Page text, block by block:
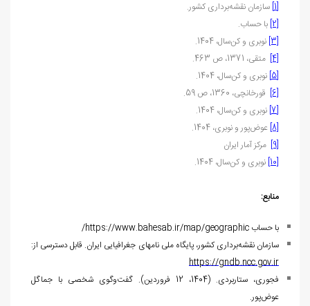
[1] سازمان نقشه‌برداری کشور.
[2] با حساب.
[3] نوبری و کن‌سال، 1404.
[4] متقی، 1371، ص 463.
[5]
نوبری و کن‌سال، 1404.
[6] قورخانچی، 1360، ص 59.
[7]
نوبری و کن‌سال، 1404.
[8] عوض‌پور و نوبری، 1404.
[9] مرکز آمار ایران
[10] نوبری و کن‌سال، 1404.
منابع:
با حساب https://www.bahesab.ir/map/geographic
/
سازمان نقشه‌برداری کشور، پایگاه ملی نام‏های جغرافیایی ایران. قابل دسترسی از:
https://gndb.ncc.gov.ir
فجوری، ستاربردی. (1404، 12 فروردین). گفت‌وگوی شخصی با جماگل
عوض‌پور.